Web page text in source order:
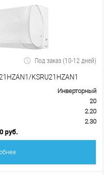
Под заказ (10-12 дней)
KSRU21HZAN1
Инверторный
20
2.20
2.30
руб.